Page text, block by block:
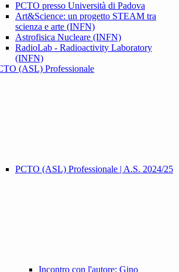
PCTO presso Università di Padova
Art&Science: un progetto STEAM tra
scienza e arte (INFN)
Astrofisica Nucleare (INFN)
RadioLab - Radioactivity Laboratory
(INFN)
(ASL) Professionale
PCTO (ASL) Professionale | A.S. 2024/25
Incontro con l'autore: Gino